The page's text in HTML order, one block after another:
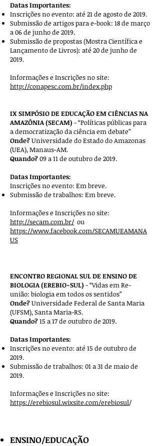
Datas Importantes:
Inscrições no evento: até 21 de agosto de 2019.
Submissão de artigos para e-book: 18 de março
a 06 de junho de 2019.
Submissão de propostas (Mostra Científica e
Lançamento de Livros): até 20 de junho de
2019.
Informações e Inscrições no site:
http://conapesc.com.br/index.php
IX SIMPÓSIO DE EDUCAÇÃO EM CIÊNCIAS NA
AMAZÔNIA (SECAM) - “Políticas públicas para
a democratização da ciência em debate”
Onde?Universidade do Estado do Amazonas
(UEA), Manaus-AM.
Quando?09 a 11 de outubro de 2019.
Datas Importantes:
Inscrições no evento: Em breve.
Submissão de trabalhos: Em breve.
Informações e Inscrições no site:
http://secam.com.br/ ou
https://www.facebook.com/SECAMUEAMANA
US
ENCONTRO REGIONAL SUL DE ENSINO DE
BIOLOGIA (EREBIO-SUL) - “Vidas em Re-
união: biologia em todos os sentidos”
Onde?Universidade Federal de Santa Maria
(UFSM), Santa Maria-RS.
Quando?15 a 17 de outubro de 2019.
Datas Importantes:
Inscrições no evento: até 15 de outubro de
2019.
Submissão de trabalhos: 01 a 31 de maio de
2019.
Informações e Inscrições no site:
https://erebiosul.wixsite.com/erebiosul/
ENSINO/EDUCAÇÃO